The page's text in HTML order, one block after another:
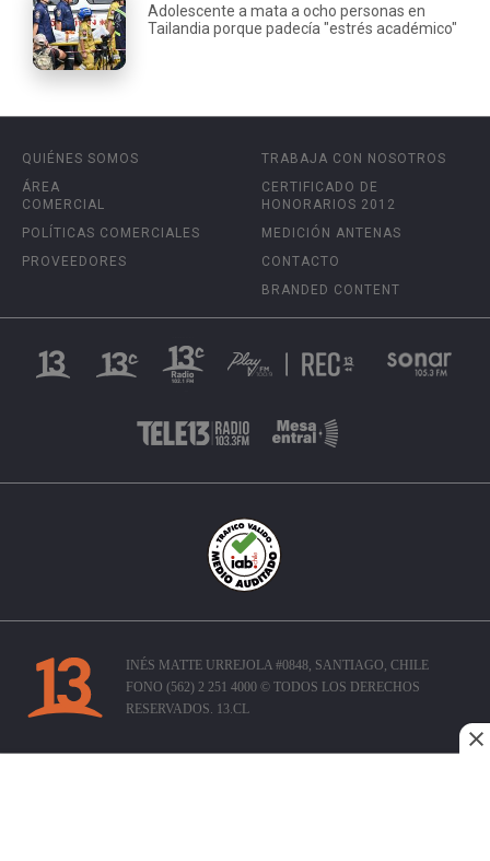
Adolescente a mata a ocho personas en
Tailandia porque padecía "estrés académico"
QUIÉNES SOMOS
ÁREA
COMERCIAL
POLÍTICAS COMERCIALES
PROVEEDORES
TRABAJA CON NOSOTROS
CERTIFICADO DE
HONORARIOS 2012
MEDICIÓN ANTENAS
CONTACTO
BRANDED CONTENT
INÉS MATTE URREJOLA #0848, SANTIAGO, CHILE
FONO (562) 2 251 4000 © TODOS LOS DERECHOS
RESERVADOS. 13.CL